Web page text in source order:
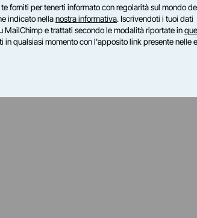
forniti per tenerti informato con regolarità sul mondo
indicato nellanostra informativa. Iscrivendoti i tuoi dati
MailChimp e trattati secondo le modalità riportate in
in qualsiasi momento con l'apposito link presente nelle